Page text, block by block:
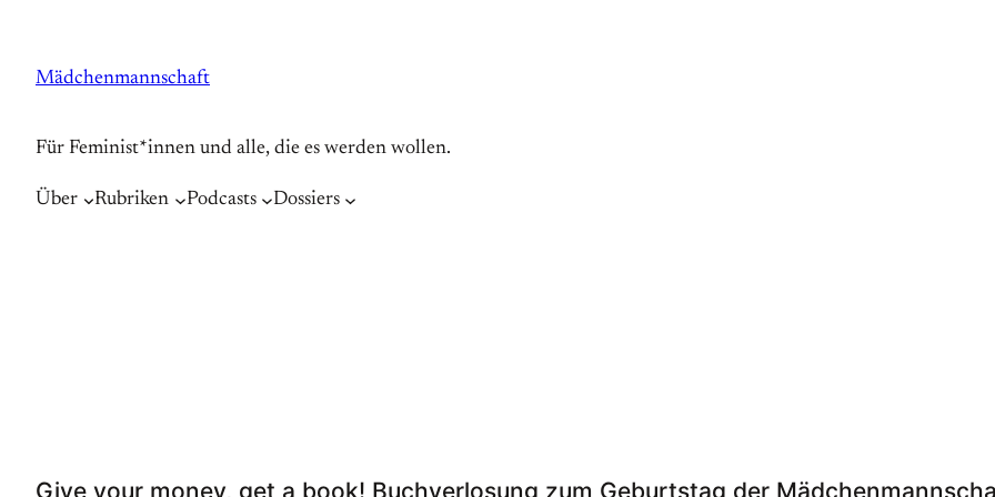
springen
Mädchenmannschaft
Für Feminist*innen und alle, die es werden wollen.
Über Rubriken Podcasts Dossiers
Give your money, get a book! Buchverlosung zum Geburtstag der